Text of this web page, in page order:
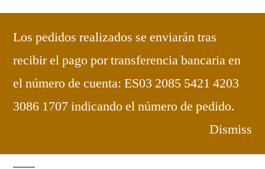
Saltar
contenido
Carmelitas de Maluenda
Dulces
elaborados en el Convento
Bienvenidos
Los pedidos realizados se enviarán tras
recibir el pago por transferencia bancaria en
el número de cuenta: ES03 2085 5421 4203
3086 1707 indicando el número de pedido.
Dismiss